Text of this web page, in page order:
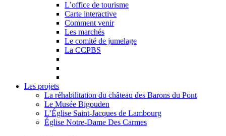
L’office de tourisme
Carte interactive
Comment venir
Les marchés
Le comité de jumelage
La CCPBS
Les projets
La réhabilitation du château des Barons du Pont
Le Musée Bigouden
L’Église Saint-Jacques de Lambourg
Église Notre-Dame Des Carmes